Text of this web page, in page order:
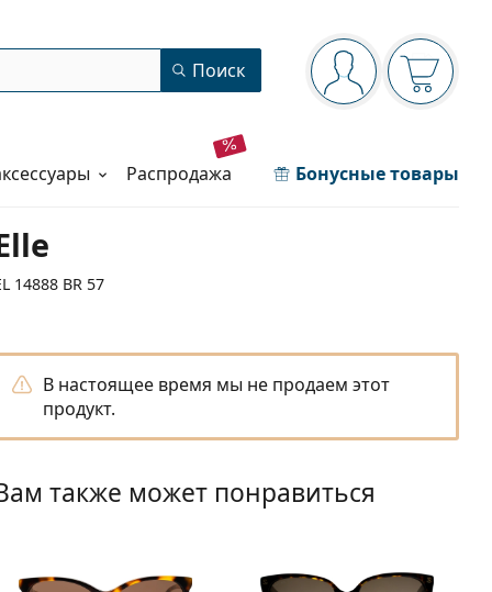
Панель навигации
Вы вошли вВаша
Поиск
распродажа Бонусные товары
14888 BR 57
В настоящее время мы не продаем этот
продукт.
также может понравиться